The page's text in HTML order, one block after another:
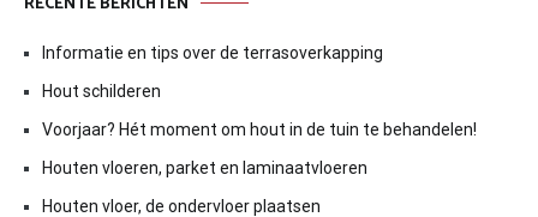
Informatie en tips over de terrasoverkapping
Hout schilderen
Voorjaar? Hét moment om hout in de tuin te behandelen!
Houten vloeren, parket en laminaatvloeren
Houten vloer, de ondervloer plaatsen